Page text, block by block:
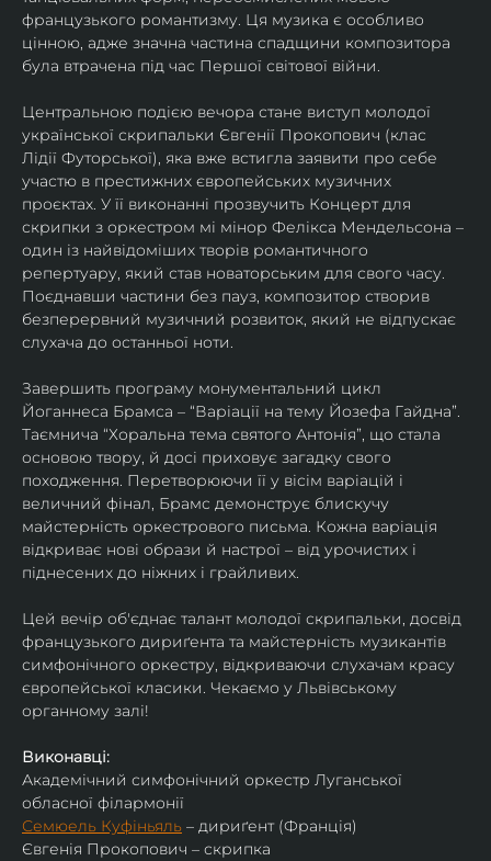
французького романтизму. Ця музика є особливо
цінною, адже значна частина спадщини композитора
була втрачена під час Першої світової війни.
Центральною подією вечора стане виступ молодої
української скрипальки Євгенії Прокопович (клас
Лідії Футорської), яка вже встигла заявити про себе
участю в престижних європейських музичних
проєктах. У її виконанні прозвучить Концерт для
скрипки з оркестром мі мінор Фелікса Мендельсона –
один із найвідоміших творів романтичного
репертуару, який став новаторським для свого часу.
Поєднавши частини без пауз, композитор створив
безперервний музичний розвиток, який не відпускає
слухача до останньої ноти.
Завершить програму монументальний цикл
Йоганнеса Брамса – “Варіації на тему Йозефа Гайдна”.
Таємнича “Хоральна тема святого Антонія”, що стала
основою твору, й досі приховує загадку свого
походження. Перетворюючи її у вісім варіацій і
величний фінал, Брамс демонструє блискучу
майстерність оркестрового письма. Кожна варіація
відкриває нові образи й настрої – від урочистих і
піднесених до ніжних і грайливих.
Цей вечір об'єднає талант молодої скрипальки, досвід
французького дириґента та майстерність музикантів
симфонічного оркестру, відкриваючи слухачам красу
європейської класики. Чекаємо у Львівському
органному залі!
Виконавці:
Академічний симфонічний оркестр Луганської
обласної філармонії
Семюель Куфіньяль – дириґент (Франція)
Євгенія Прокопович – скрипка